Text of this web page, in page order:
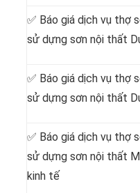
✅ Báo giá dịch vụ thợ
sử dựng sơn nội thất
✅ Báo giá dịch vụ thợ
sử dựng sơn nội thất
✅ Báo giá dịch vụ thợ
sử dựng sơn nội thất
kinh tế